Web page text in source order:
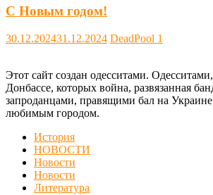
С Новым годом!
30.12.202431.12.2024 DeadPool 1
Этот сайт создан одесситами.
Донбассе, которых война, развязанная
запроданцами, правящими бал на
любимым городом.
История
НОВОСТИ
Новости
Новости
Литература